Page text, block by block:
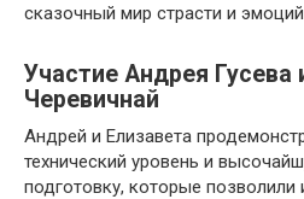
сказочный мир страсти и
Участие Андрея Гусева
Черевичнай
Андрей и Елизавета
технический уровень и
подготовку, которые